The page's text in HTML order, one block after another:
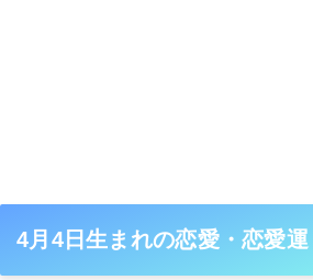
4月4日生まれの恋愛・恋愛運